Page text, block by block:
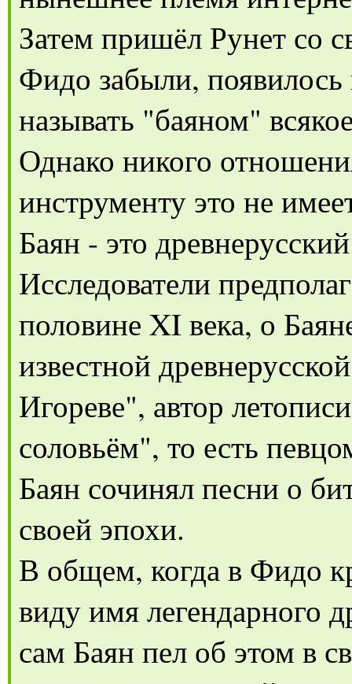
Затем пришёл Рунет со
Фидо забыли,
называть "баяном"
Однако никого
инструменту это не
Баян - это
Исследователи
половине XI века, о
известной
Игореве", автор
соловьём", то есть
Баян сочинял песни о
своей эпохи.
В общем, когда в Фидо
виду имя легендарного
сам Баян пел об этом в